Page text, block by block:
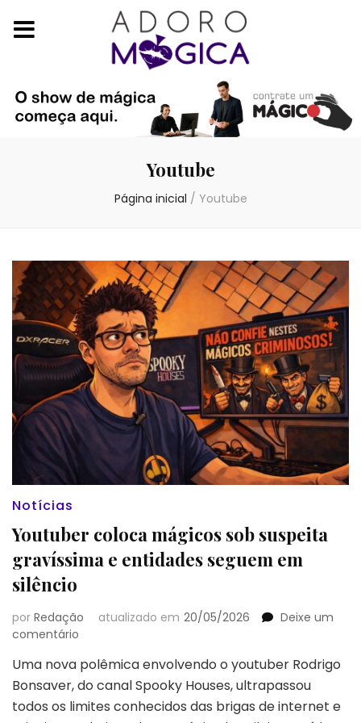
Youtube
Página inicial / Youtube
Notícias
Youtuber coloca mágicos sob suspeita
gravíssima e entidades seguem em
silêncio
por Redação atualizado em 20/05/2026
Deixe um
comentário
coloca
mágicos
sob
suspeita
Uma nova polêmica envolvendo o youtuber Rodrigo
Bonsaver, do canal Spooky Houses, ultrapassou
todos os limites conhecidos das brigas de internet e